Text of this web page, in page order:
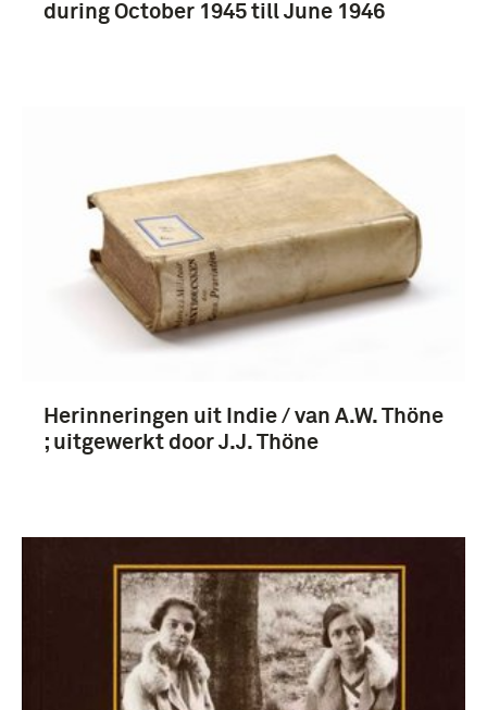
during October 1945 till June 1946
Herinneringen uit Indie / van A.W. Thöne
; uitgewerkt door J.J. Thöne